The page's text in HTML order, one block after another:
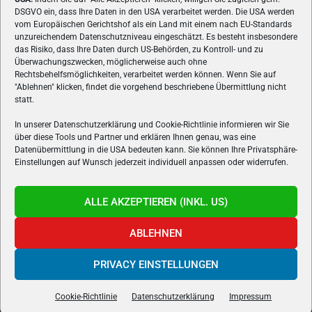
DSGVO ein, dass Ihre Daten in den USA verarbeitet werden. Die USA werden
vom Europäischen Gerichtshof als ein Land mit einem nach EU-Standards
unzureichendem Datenschutzniveau eingeschätzt. Es besteht insbesondere
das Risiko, dass Ihre Daten durch US-Behörden, zu Kontroll- und zu
Überwachungszwecken, möglicherweise auch ohne
Rechtsbehelfsmöglichkeiten, verarbeitet werden können. Wenn Sie auf
"Ablehnen" klicken, findet die vorgehend beschriebene Übermittlung nicht
statt.
In unserer Datenschutzerklärung und Cookie-Richtlinie informieren wir Sie
über diese Tools und Partner und erklären Ihnen genau, was eine
Datenübermittlung in die USA bedeuten kann. Sie können Ihre Privatsphäre-
Einstellungen auf Wunsch jederzeit individuell anpassen oder widerrufen.
ALLE AKZEPTIEREN (INKL. US)
ABLEHNEN
PRIVACY EINSTELLUNGEN
Cookie-Richtlinie Datenschutzerklärung Impressum
ÜBER UNS
VON GAMERN, FÜR GAMER! Gamers.at ist das älteste Online-
Spielemagazin Österreichs und bringt täglich aktuelle News,
Reviews und Videos zu PC- und Konsolenspielen, Gaming-
Hardware und aus der Welt des e-Sport's.
FOLGE UNS
Gamers.at v6 © 1999-2024 All Rights Reserved -Kontakt|Impressum|
Datenschutzerklärung
- Developed by
powered byoverclockers.at